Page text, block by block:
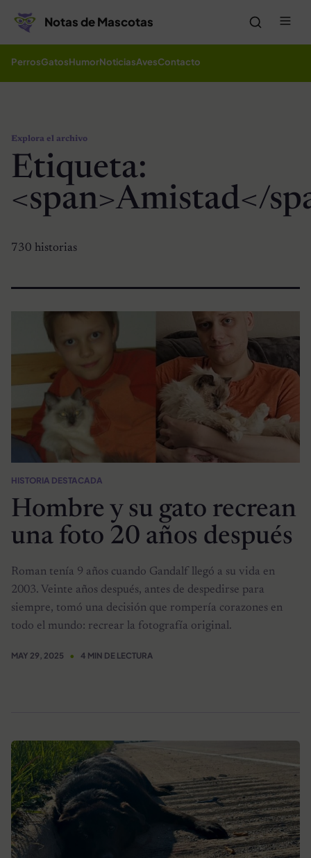
Notas de Mascotas
PerrosGatosHumorNoticiasAvesContacto
Explora el archivo
Etiqueta:
<span>Amistad</
730 historias
HISTORIA DESTACADA
Hombre y su gato recrean
una foto 20 años después
Roman tenía 9 años cuando Gandalf llegó a su vida en
2003. Veinte años después, antes de despedirse para
siempre, tomó una decisión que rompería corazones en
todo el mundo: recrear la fotografía original.
MAY 29, 2025 4 MIN DE LECTURA